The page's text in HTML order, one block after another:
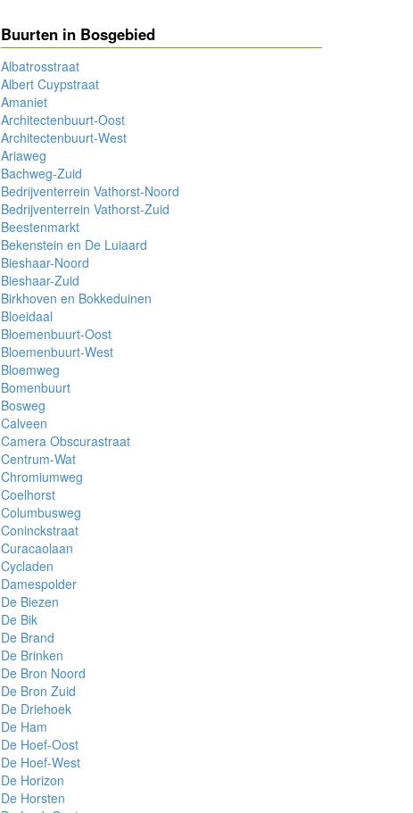
Buurten in Bosgebied
Albatrosstraat
Albert Cuypstraat
Amaniet
Architectenbuurt-Oost
Architectenbuurt-West
Ariaweg
Bachweg-Zuid
Bedrijventerrein Vathorst-Noord
Bedrijventerrein Vathorst-Zuid
Beestenmarkt
Bekenstein en De Luiaard
Bieshaar-Noord
Bieshaar-Zuid
Birkhoven en Bokkeduinen
Bloeidaal
Bloemenbuurt-Oost
Bloemenbuurt-West
Bloemweg
Bomenbuurt
Bosweg
Calveen
Camera Obscurastraat
Centrum-Wat
Chromiumweg
Coelhorst
Columbusweg
Coninckstraat
Curacaolaan
Cycladen
Damespolder
De Biezen
De Bik
De Brand
De Brinken
De Bron Noord
De Bron Zuid
De Driehoek
De Ham
De Hoef-Oost
De Hoef-West
De Horizon
De Horsten